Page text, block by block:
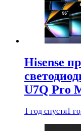
Hisense
U7Q Pro
1 год спустя1